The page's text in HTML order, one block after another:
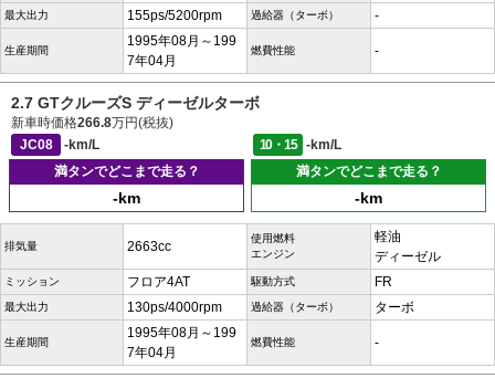
最大出力 155ps/5200rpm 過給器（ターボ） -
生産期間
1995年08月～199
7年04月
燃費性能 -
2.7 GTクルーズS ディーゼルターボ
新車時価格266.8万円(税抜)
JC08
-km/L 10・15
-km/L
満タンでどこまで走る？
-km
満タンでどこまで走る？
-km
排気量 2663cc
使用燃料
エンジン
軽油
ディーゼル
ミッション フロア4AT 駆動方式 FR
最大出力 130ps/4000rpm 過給器（ターボ） ターボ
生産期間
1995年08月～199
7年04月
燃費性能 -